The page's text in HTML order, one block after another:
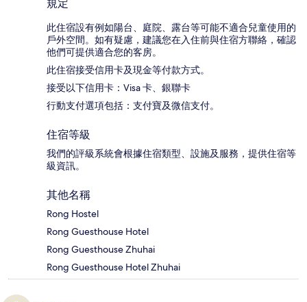
規定
此住宿設有例如陽台、庭院、露台等可能不適合兒童使用的
戶外空間。如有疑慮，建議您在入住前與住宿方聯絡，確認
他們可提供適合您的客房。
此住宿接受信用卡及現金等付款方式。
接受以下信用卡：Visa 卡、銀聯卡
行動支付選項包括：支付寶及微信支付。
住宿等級
我們的評級系統會根據住宿類型、設施及服務，提供住宿等
級資訊。
其他名稱
Rong Hostel
Rong Guesthouse Hotel
Rong Guesthouse Zhuhai
Rong Guesthouse Hotel Zhuhai